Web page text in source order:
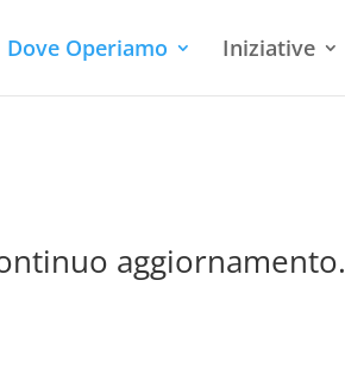
Dove Operiamo Iniziative
aggiornamento.